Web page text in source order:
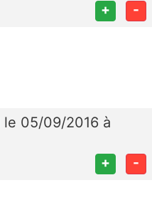
+ -
le 05/09/2016 à
+ -